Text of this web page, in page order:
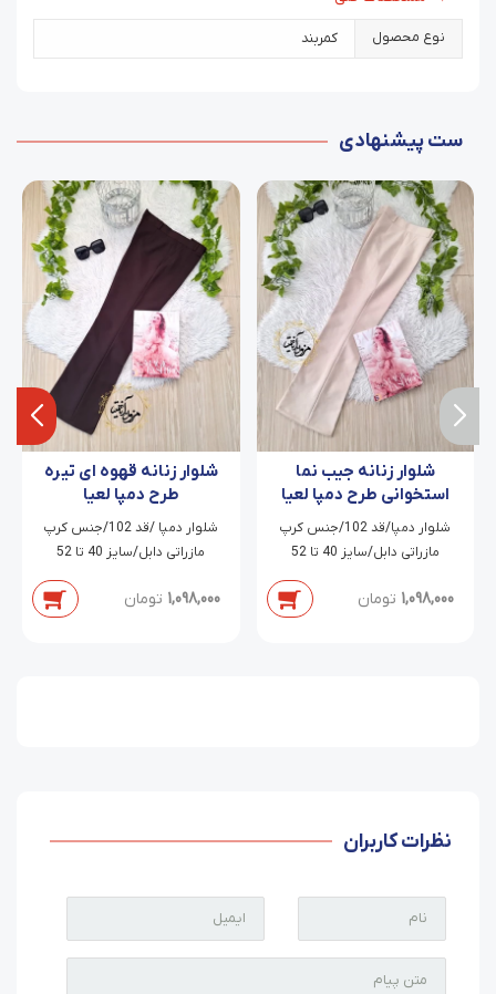
نوع محصول کمربند
ست پیشنهادی
شلوار زنانه جیب نما
استخوانی طرح دمپا لعیا
شلوار دمپا/قد 102/جنس کرپ
مازراتی دابل/سایز 40 تا 52
1,098,000 تومان
شلوار زنانه قهوه ای تیره
طرح دمپا لعیا
شلوار دمپا /قد 102/جنس کرپ
مازراتی دابل/سایز 40 تا 52
1,098,000 تومان
نظرات کاربران